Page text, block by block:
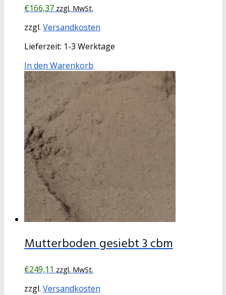
€166,37 zzgl. MwSt.
zzgl. Versandkosten
Lieferzeit: 1-3 Werktage
In den Warenkorb
Mutterboden gesiebt 3 cbm
€249,11 zzgl. MwSt.
zzgl. Versandkosten